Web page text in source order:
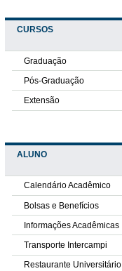
CURSOS
Graduação
Pós-Graduação
Extensão
ALUNO
Calendário Acadêmico
Bolsas e Benefícios
Informações Acadêmicas
Transporte Intercampi
Restaurante Universitário